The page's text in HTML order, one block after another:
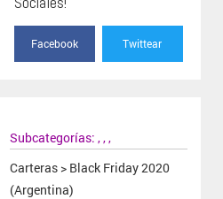
Facebook Twittear
Subcategorías:
Carteras > Black Friday 2020
(Argentina)
,,,